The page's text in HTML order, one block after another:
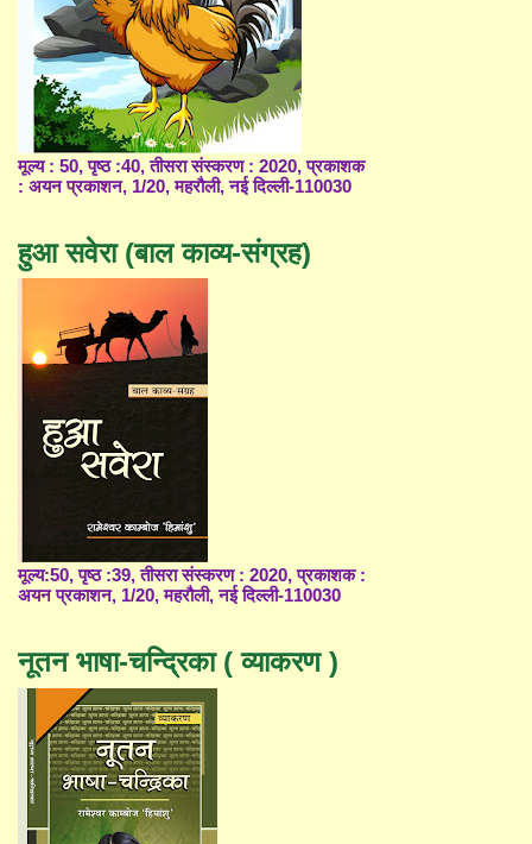
मूल्य : 50, पृष्ठ :40, तीसरा संस्करण : 2020, प्रकाशक
: अयन प्रकाशन, 1/20, महरौली, नई दिल्ली-110030
हुआ सवेरा (बाल काव्य-संग्रह)
मूल्य:50, पृष्ठ :39, तीसरा संस्करण : 2020, प्रकाशक :
अयन प्रकाशन, 1/20, महरौली, नई दिल्ली-110030
नूतन भाषा-चन्द्रिका ( व्याकरण )